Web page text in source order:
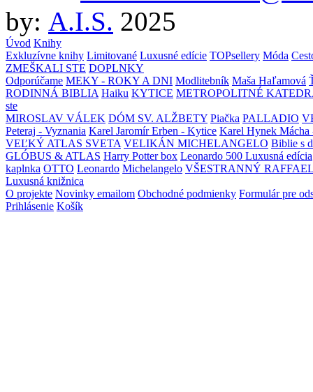
by: A.I.S. 2025
Úvod Knihy
Exkluzívne knihy Limitované Luxusné edície TOPsellery Móda
ZMEŠKALI STE DOPLNKY
Odporúčame MEKY - ROKY A DNI Modlitebník Maša Haľamová
RODINNÁ BIBLIA Haiku KYTICE METROPOLITNÉ
ste
MIROSLAV VÁLEK DÓM SV. ALŽBETY Piačka PALLADIO
Peteraj - Vyznania Karel Jaromír Erben - Kytice Karel Hynek Mácha
VEĽKÝ ATLAS SVETA VELIKÁN MICHELANGELO Biblie s
GLÓBUS & ATLAS Harry Potter box Leonardo 500 Luxusná edícia
kaplnka OTTO Leonardo Michelangelo VŠESTRANNÝ
Luxusná knižnica
O projekte Novinky emailom Obchodné podmienky Formulár pre
Prihlásenie Košík